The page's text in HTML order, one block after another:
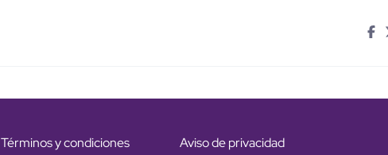
Términos y condiciones Aviso de privacidad